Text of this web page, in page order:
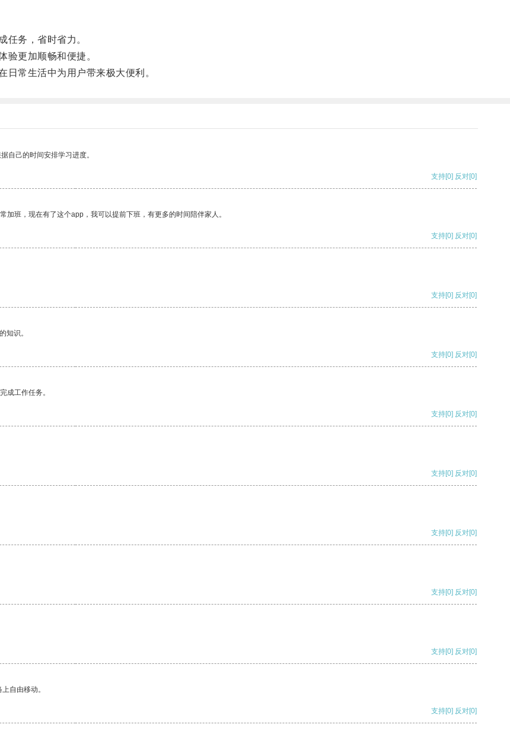
务，省时省力。
更加顺畅和便捷。
常生活中为用户带来极大便利。
自己的时间安排学习进度。
支持[0] 反对[0]
班，现在有了这个app，我可以提前下班，有更多的时间陪伴家人。
支持[0] 反对[0]
支持[0] 反对[0]
知识。
支持[0] 反对[0]
成工作任务。
支持[0] 反对[0]
支持[0] 反对[0]
支持[0] 反对[0]
支持[0] 反对[0]
支持[0] 反对[0]
自由移动。
支持[0] 反对[0]